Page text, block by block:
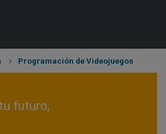
Programación de Videojuegos
futuro,